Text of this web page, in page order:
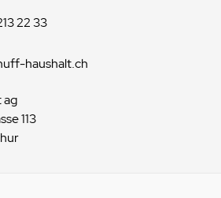
22 33
haushalt.ch
ag
113